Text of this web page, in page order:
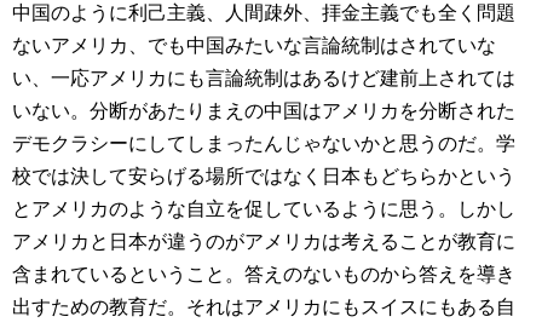
中国のように利己主義、人間疎外、拝金主義でも全く問題
ないアメリカ、でも中国みたいな言論統制はされていな
い、一応アメリカにも言論統制はあるけど建前上されては
いない。分断があたりまえの中国はアメリカを分断された
デモクラシーにしてしまったんじゃないかと思うのだ。学
校では決して安らげる場所ではなく日本もどちらかという
とアメリカのような自立を促しているように思う。しかし
アメリカと日本が違うのがアメリカは考えることが教育に
含まれているということ。答えのないものから答えを導き
出すための教育だ。それはアメリカにもスイスにもある自